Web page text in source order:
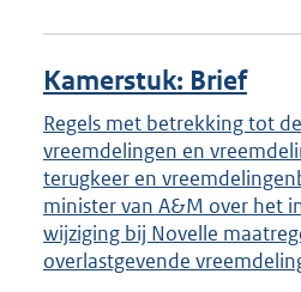
Kamerstuk: Brief
Regels met betrekking tot
vreemdelingen en
terugkeer en
minister van A&M over het
wijziging bij Novelle
overlastgevende